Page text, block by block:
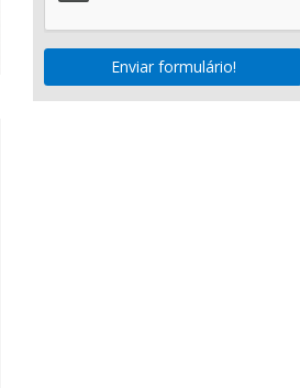
Enviar formulário!